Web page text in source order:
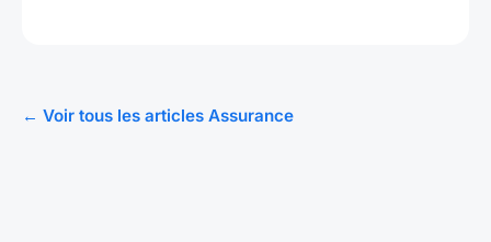
← Voir tous les articles Assurance